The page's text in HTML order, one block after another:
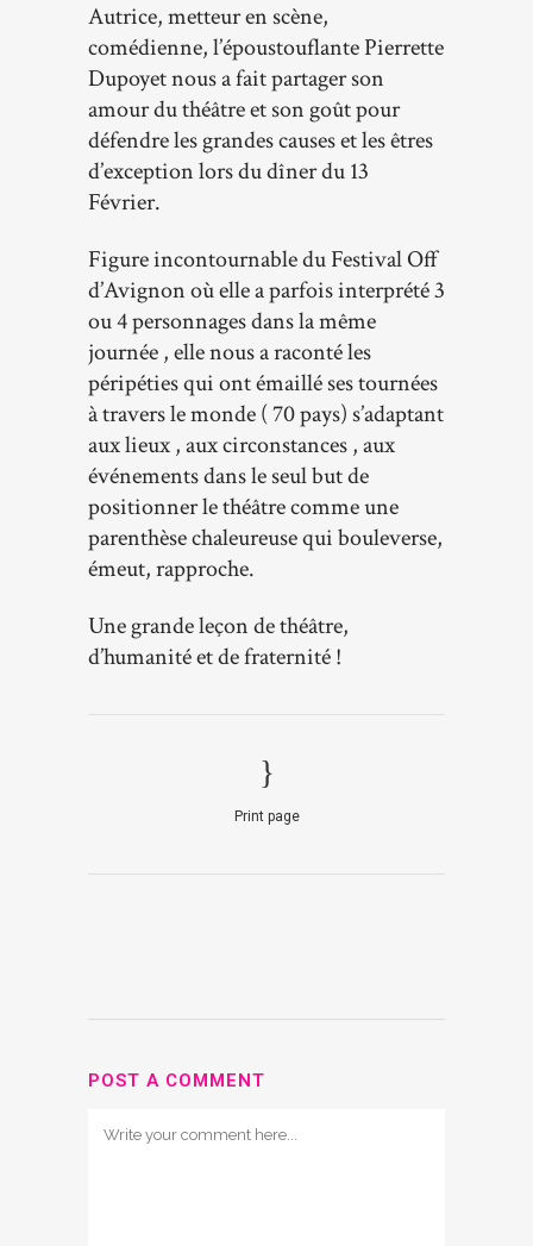
Autrice, metteur en scène,
comédienne, l’époustouflante Pierrette
Dupoyet nous a fait partager son
amour du théâtre et son goût pour
défendre les grandes causes et les êtres
d’exception lors du dîner du 13
Février.
Figure incontournable du Festival Off
d’Avignon où elle a parfois interprété 3
ou 4 personnages dans la même
journée , elle nous a raconté les
péripéties qui ont émaillé ses tournées
à travers le monde ( 70 pays) s’adaptant
aux lieux , aux circonstances , aux
événements dans le seul but de
positionner le théâtre comme une
parenthèse chaleureuse qui bouleverse,
émeut, rapproche.
Une grande leçon de théâtre,
d’humanité et de fraternité !
Print page
POST A COMMENT